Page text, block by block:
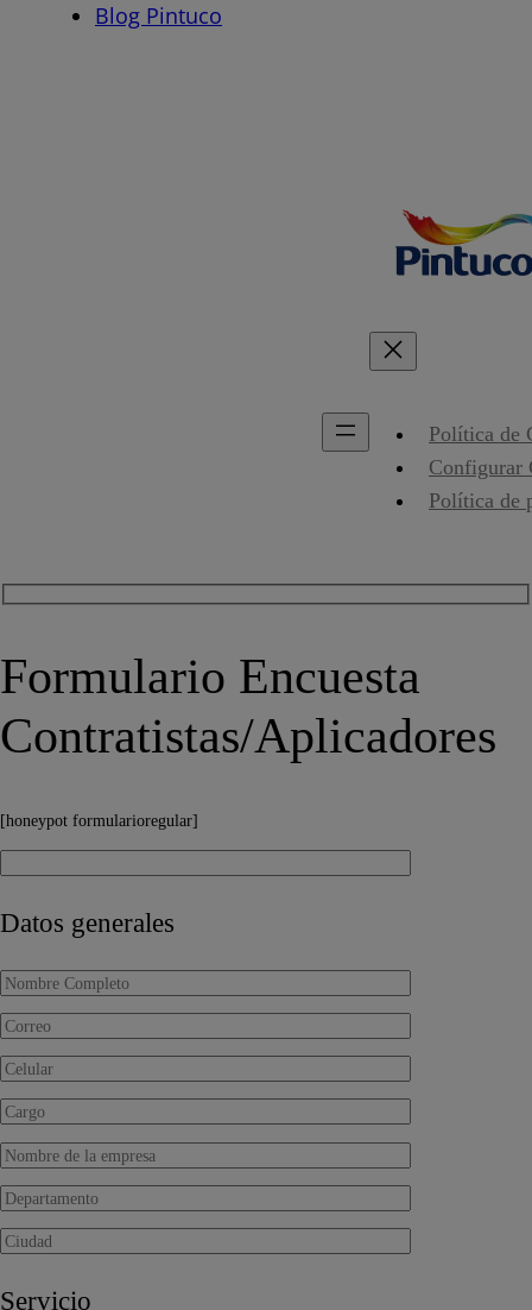
Blog Pintuco
Política de
Configurar
Política de
Formulario Encuesta
Contratistas/Aplicadores
[honeypot formularioregular]
Datos generales
Servicio